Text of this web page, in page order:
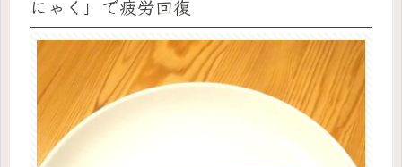
にゃく」で疲労回復